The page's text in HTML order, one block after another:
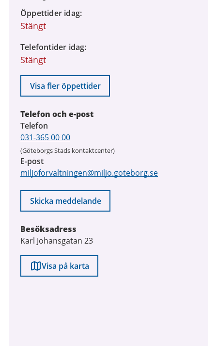
Öppettider idag
Stängt
Telefontider idag
Stängt
Visa fler öppettider
Telefon och e-post
Telefon
031-365 00 00
(Göteborgs Stads kontaktcenter)
E-post
miljoforvaltningen@miljo.goteborg.se
Skicka meddelande
Besöksadress
Karl Johansgatan 23
Visa på karta